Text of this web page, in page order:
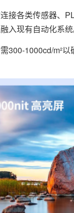
接各类传感器、
入现有自动化系统
300-1000cd/m²